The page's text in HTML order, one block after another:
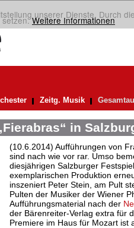
unserer Dienste. Durch
setzen.Weitere Informationen
Zeitg. Musik
in
(10.6.2014) Aufführungen von
sind nach wie vor rar. Umso
diesjährigen Salzburger
exemplarischen Produktion
inszeniert Peter Stein, am Pult
Pulten der Musiker der Wiener
Aufführungsmaterial nach der
der Bärenreiter-Verlag extra für
Premiere im Haus für Mozart ist